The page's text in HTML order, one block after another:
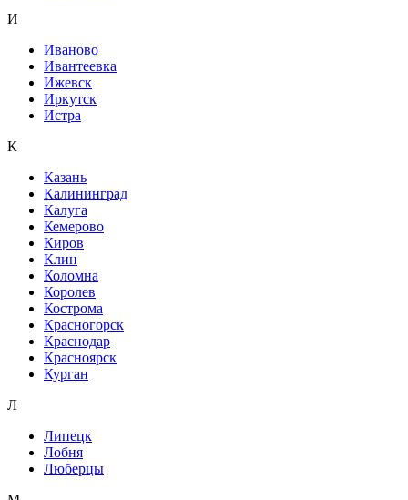
И
Иваново
Ивантеевка
Ижевск
Иркутск
Истра
К
Казань
Калининград
Калуга
Кемерово
Киров
Клин
Коломна
Королев
Кострома
Красногорск
Краснодар
Красноярск
Курган
Л
Липецк
Лобня
Люберцы